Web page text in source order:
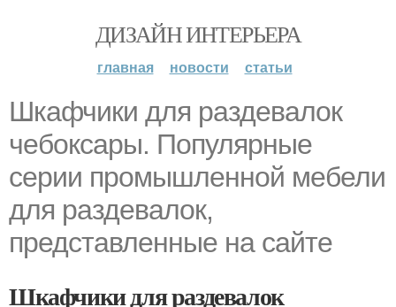
ДИЗАЙН ИНТЕРЬЕРА
главная новости статьи
Шкафчики для раздевалок
чебоксары. Популярные
серии промышленной мебели
для раздевалок,
представленные на сайте
Шкафчики для раздевалок